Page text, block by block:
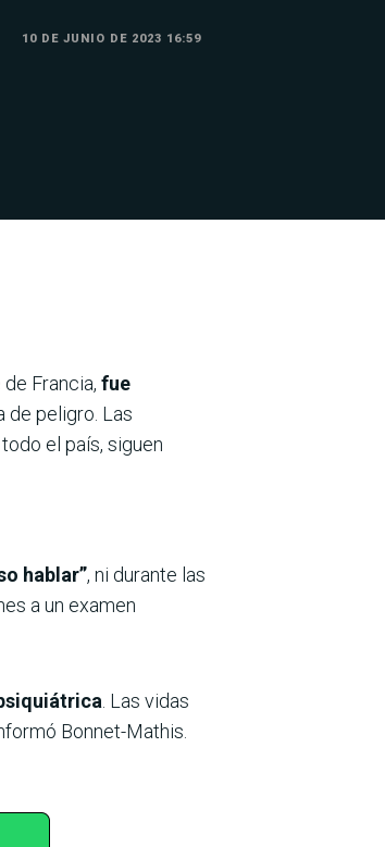
10 DE JUNIO DE 2023 16:59
Francia, fue
de peligro. Las
el país, siguen
hablar”, ni durante las
a un examen
. Las vidas
Bonnet-Mathis.